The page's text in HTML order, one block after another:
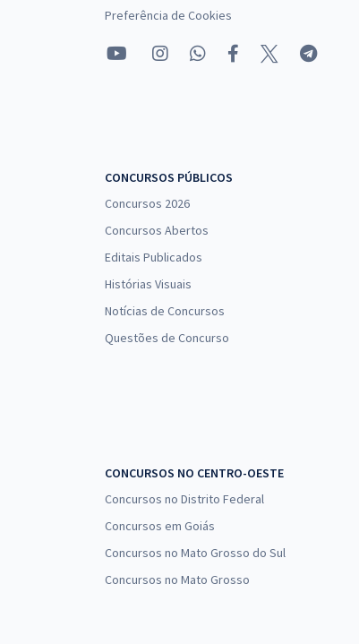
Preferência de Cookies
CONCURSOS PÚBLICOS
Concursos 2026
Concursos Abertos
Editais Publicados
Histórias Visuais
Notícias de Concursos
Questões de Concurso
CONCURSOS NO CENTRO-OESTE
Concursos no Distrito Federal
Concursos em Goiás
Concursos no Mato Grosso do Sul
Concursos no Mato Grosso